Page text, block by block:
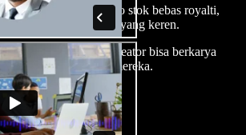
gambar, audio, video stok bebas royalti,
proyek audio-video yang keren.
dari browser—kreator bisa berkarya
wujudkan ide kreatif mereka.